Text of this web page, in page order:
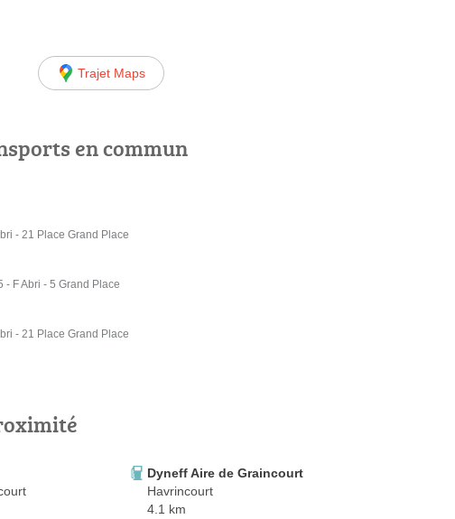
Trajet Maps
en commun
- 21 Place Grand Place
- F Abri - 5 Grand Place
- 21 Place Grand Place
Dyneff Aire de Graincourt
Havrincourt
4.1 km